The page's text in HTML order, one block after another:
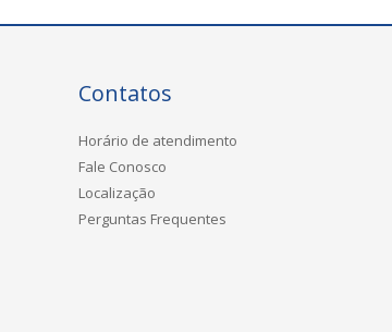
Contatos
Horário de atendimento
Fale Conosco
Localização
Perguntas Frequentes